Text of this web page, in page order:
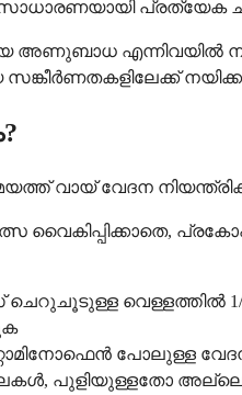
പ്രത്യേക
എന്നിവയിൽ
വേദന
ചെറുചൂടുള്ള വെള്ളത്തിൽ
പോലുള്ള
പുളിയുള്ളതോ